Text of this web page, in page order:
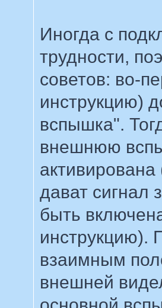
Иногда с
трудности,
советов: во-
инструкцию)
вспышка".
внешнюю
дават сигнал
быть
инструкцию).
взаимным
внешней